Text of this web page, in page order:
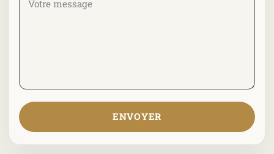
ENVOYER